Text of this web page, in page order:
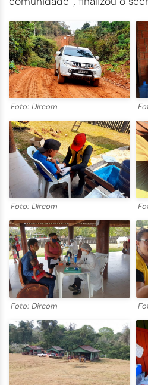
Foto: Dircom
Foto: Dircom
Foto: Dircom